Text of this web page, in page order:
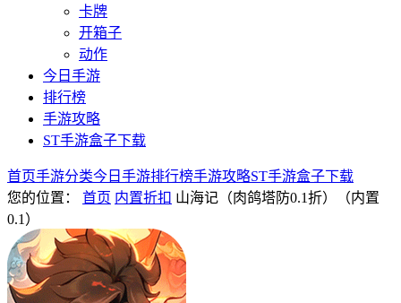
卡牌
开箱子
动作
今日手游
排行榜
手游攻略
ST手游盒子下载
首页手游分类今日手游排行榜手游攻略ST手游盒子下载
您的位置：
首页 内置折扣 山海记（肉鸽塔防0.1折）（内置
0.1）